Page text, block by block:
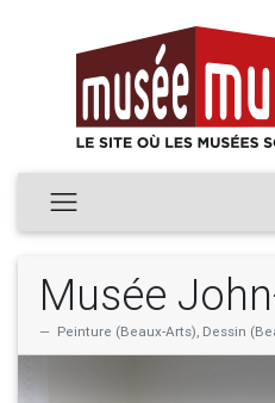
Musée
Peinture (Beaux-Arts), Dessin